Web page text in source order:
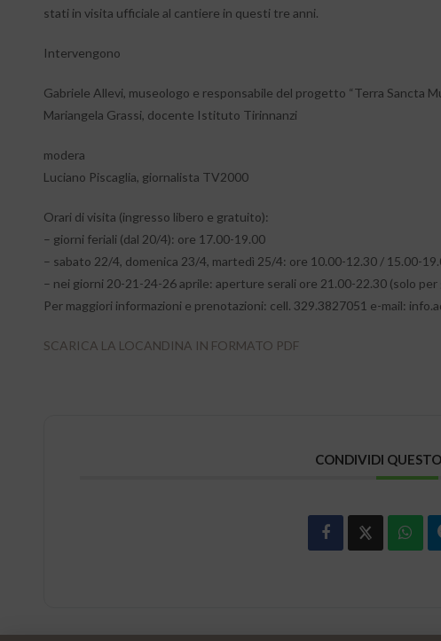
stati in visita ufficiale al cantiere in questi tre anni.
Intervengono
Gabriele Allevi, museologo e responsabile del progetto “Terra Sancta
Mariangela Grassi, docente Istituto Tirinnanzi
modera
Luciano Piscaglia, giornalista TV2000
Orari di visita (ingresso libero e gratuito):
– giorni feriali (dal 20/4): ore 17.00-19.00
– sabato 22/4, domenica 23/4, martedì 25/4: ore 10.00-12.30 / 15.00-
– nei giorni 20-21-24-26 aprile: aperture serali ore 21.00-22.30 (solo
Per maggiori informazioni e prenotazioni: cell. 329.3827051 e-mail:
SCARICA LA LOCANDINA IN FORMATO PDF
CONDIVIDI